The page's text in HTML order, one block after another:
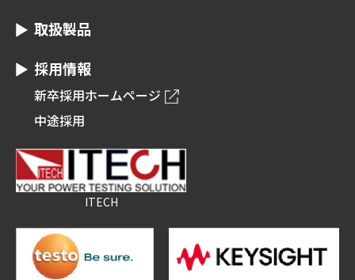
取扱製品
採用情報
新卒採用ホームページ
中途採用
ITECH